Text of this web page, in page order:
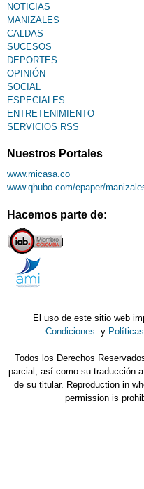
NOTICIAS
MANIZALES
CALDAS
SUCESOS
DEPORTES
OPINIÓN
SOCIAL
ESPECIALES
ENTRETENIMIENTO
SERVICIOS RSS
Nuestros Portales
www.micasa.co
www.qhubo.com/epaper/
Hacemos parte de:
El uso de este sitio web
Condiciones y
Todos los Derechos
parcial, así como su traducción
de su titular. Reproduction in
permission is